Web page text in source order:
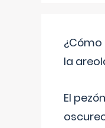
la
El